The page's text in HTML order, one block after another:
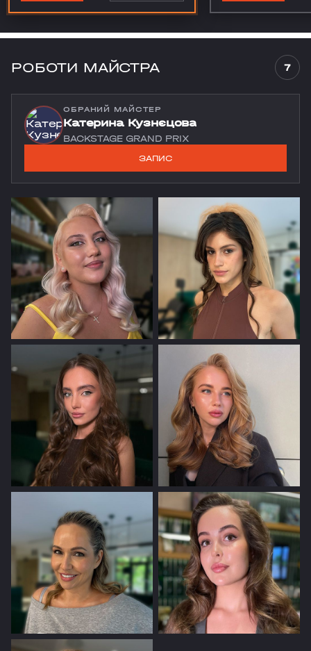
РОБОТИ МАЙСТРА 7
ОБРАНИЙ МАЙСТЕР
Катерина Кузнєцова
BACKSTAGE GRAND PRIX
ЗАПИС
ПЕРЕГЛЯНУТИ ПЕРЕГЛЯНУТИ
ПЕРЕГЛЯНУТИ
ПЕРЕГЛЯНУТИ